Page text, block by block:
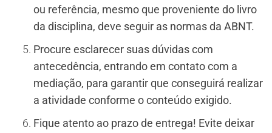
ou referência, mesmo que proveniente do livro
da disciplina, deve seguir as normas da ABNT.
Procure esclarecer suas dúvidas com
antecedência, entrando em contato com a
mediação, para garantir que conseguirá realizar
a atividade conforme o conteúdo exigido.
Fique atento ao prazo de entrega! Evite deixar